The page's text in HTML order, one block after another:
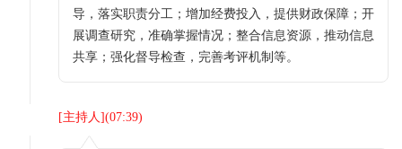
导，落实职责分工；增加经费投入，提供财政保障；开
展调查研究，准确掌握情况；整合信息资源，推动信息
共享；强化督导检查，完善考评机制等。
[主持人 ](07:39)